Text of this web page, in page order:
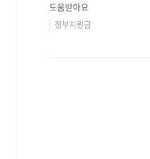
도움받아요
정부지원금